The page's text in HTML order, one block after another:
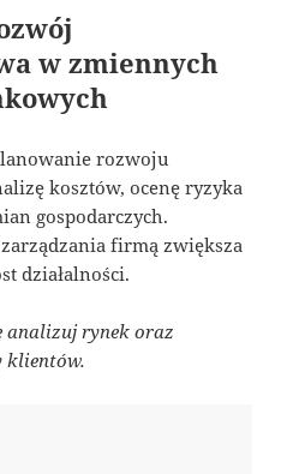
w zmiennych
rozwoju
kosztów, ocenę ryzyka
gospodarczych.
firmą zwiększa
działalności.
analizuj rynek oraz
klientów.